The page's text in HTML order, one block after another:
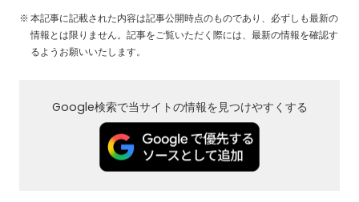
本記事に記載された内容は記事公開時点のものであり、必ずしも最新の
情報とは限りません。記事をご覧いただく際には、最新の情報を確認す
るようお願いいたします。
Google検索で当サイトの情報を見つけやすくする